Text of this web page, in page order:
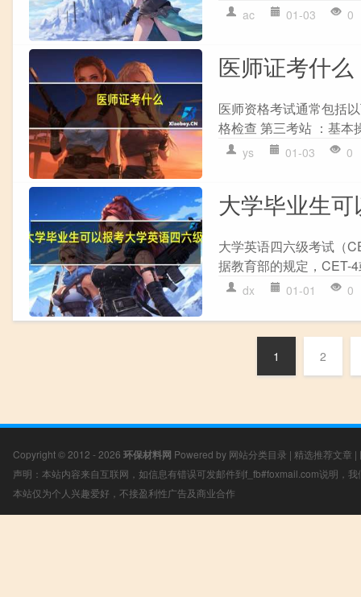
ac 01-03 0
医师证考什么
医师资格考试通常包括
格检查 第三考站 ：基本
ys 01-03 0
大学毕业生
大学英语四六级考试（
据教育部的规定，CET-
dx 01-01 0
1 2
Copyright © 2012 - 2026 环保材料网 Powered by 网站分类目录 | 精选推荐文章 |
声明：本站内容来自互联网，如信息有错误可发邮件到f_fb#foxmail.com说明，
本站仅为个人兴趣爱好，不接盈利性广告及商业合作